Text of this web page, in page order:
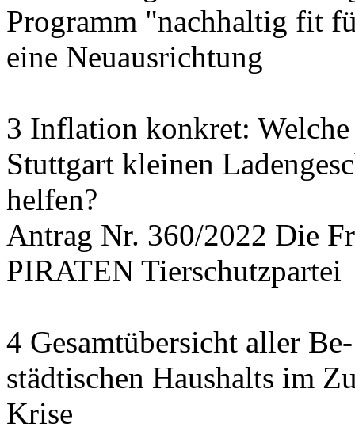
Programm "nachhaltig fit
eine Neuausrichtung
3 Inflation konkret:
Stuttgart kleinen
helfen?
Antrag Nr. 360/2022 Die
PIRATEN Tierschutzpartei
4 Gesamtübersicht aller
städtischen Haushalts im
Krise